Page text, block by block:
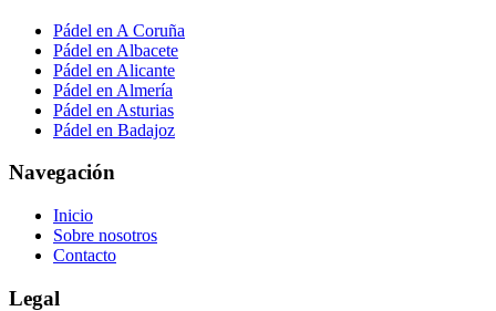
Pádel en A Coruña
Pádel en Albacete
Pádel en Alicante
Pádel en Almería
Pádel en Asturias
Pádel en Badajoz
Navegación
Inicio
Sobre nosotros
Contacto
Legal